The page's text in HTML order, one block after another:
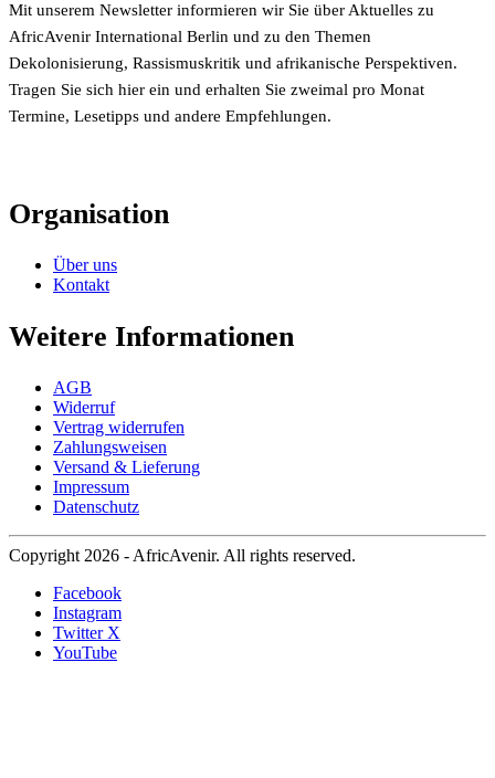
Mit unserem Newsletter informieren wir Sie über Aktuelles zu
AfricAvenir International Berlin und zu den Themen
Dekolonisierung, Rassismuskritik und afrikanische Perspektiven.
Tragen Sie sich hier ein und erhalten Sie zweimal pro Monat
Termine, Lesetipps und andere Empfehlungen.
Organisation
Über uns
Kontakt
Weitere Informationen
AGB
Widerruf
Vertrag widerrufen
Zahlungsweisen
Versand & Lieferung
Impressum
Datenschutz
Copyright 2026 - AfricAvenir. All rights reserved.
Facebook
Instagram
Twitter X
YouTube